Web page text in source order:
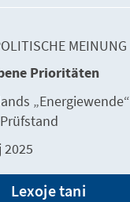
MEINUNG
Prioritäten
„Energiewende“
2025
Lexoje tani